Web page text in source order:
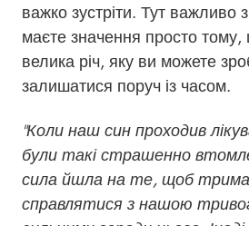
важко зустріти. Тут важливо
маєте значення просто
велика річ, яку ви можете
залишатися поруч із часом.
"Коли наш син проходив
були такі страшенно
сила йшла на те, щоб
справлятися з нашою